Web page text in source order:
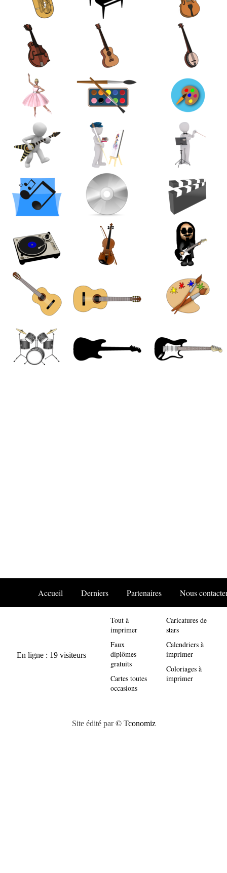
Accueil Derniers Partenaires Nous
Tout à
imprimer
Faux
diplômes
gratuits
Cartes toutes
occasions
Caricatures de
stars
Calendriers à
imprimer
Coloriages à
imprimer
Site édité par© Tconomiz